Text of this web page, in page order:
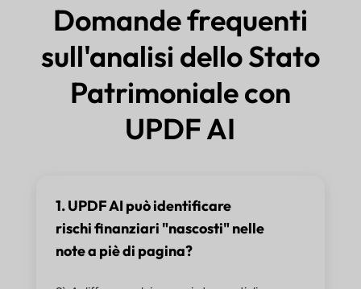
Domande frequenti
sull'analisi dello Stato
Patrimoniale con
UPDF AI
1. UPDF AI può identificare
rischi finanziari "nascosti" nelle
note a piè di pagina?